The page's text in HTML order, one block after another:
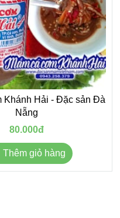
Khánh Hải - Đặc sản Đà
Nẵng
80.000đ
Thêm giỏ hàng